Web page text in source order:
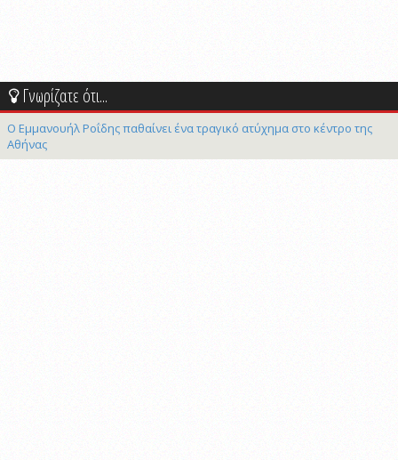
Γνωρίζατε ότι...
Ο Εμμανουήλ Ροΐδης παθαίνει ένα τραγικό ατύχημα στο κέντρο της
Αθήνας